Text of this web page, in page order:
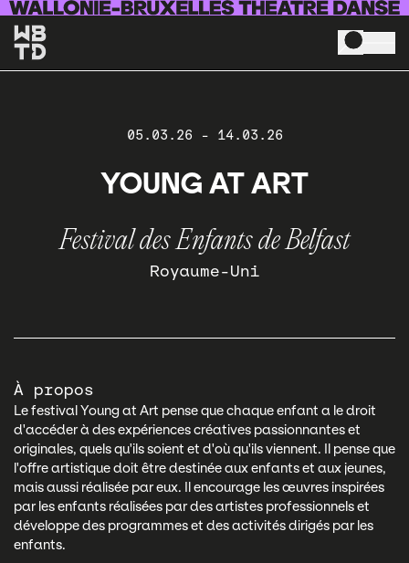
Aller au contenu principal
05.03.26 - 14.03.26
YOUNG AT ART
Festival des Enfants de Belfast
Royaume-Uni
À propos
Le festival Young at Art pense que chaque enfant a le droit
d'accéder à des expériences créatives passionnantes et
originales, quels qu'ils soient et d'où qu'ils viennent. Il pense que
l'offre artistique doit être destinée aux enfants et aux jeunes,
mais aussi réalisée par eux. Il encourage les œuvres inspirées
par les enfants réalisées par des artistes professionnels et
développe des programmes et des activités dirigés par les
enfants.